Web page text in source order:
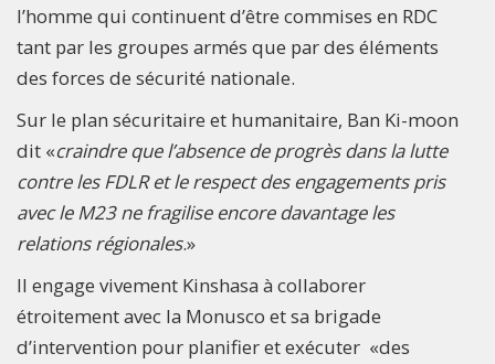
l’homme qui continuent d’être commises en RDC
tant par les groupes armés que par des éléments
des forces de sécurité nationale.
Sur le plan sécuritaire et humanitaire, Ban Ki-moon
dit «craindre que l’absence de progrès dans la lutte
contre les FDLR et le respect des engagements pris
avec le M23 ne fragilise encore davantage les
relations régionales.»
Il engage vivement Kinshasa à collaborer
étroitement avec la Monusco et sa brigade
d’intervention pour planifier et exécuter «des